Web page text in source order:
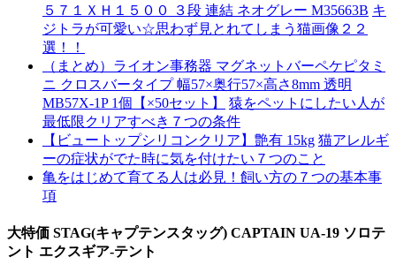
５７１ＸＨ１５００ ３段 連結 ネオグレー M35663B キ
ジトラが可愛い☆思わず見とれてしまう猫画像２２
選！！
（まとめ）ライオン事務器 マグネットバーペケピタミ
ニ クロスバータイプ 幅57×奥行57×高さ8mm 透明
MB57X-1P 1個【×50セット】
猿をペットにしたい人が
最低限クリアすべき７つの条件
【ビュートップシリコンクリア】艶有 15kg 猫アレルギ
ーの症状がでた時に気を付けたい７つのこと
亀をはじめて育てる人は必見！飼い方の７つの基本事
項
大特価 STAG(キャプテンスタッグ) CAPTAIN UA-19 ソロテ
ント エクスギア-テント